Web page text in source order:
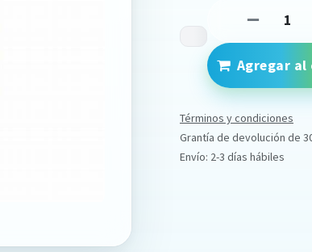
Agregar
Términos y condiciones
Grantía de devolución de
Envío: 2-3 días hábiles